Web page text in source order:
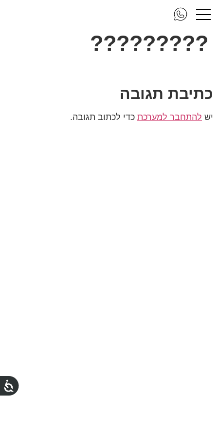
???? ??? –
?????????
כתיבת תגובה
יש להתחבר למערכת כדי לכתוב תגובה.